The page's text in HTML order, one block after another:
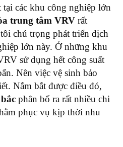
các khu công nghiệp lớn
trung tâm VRV rất
chú trọng phát triển dịch
lớn này. Ở những khu
sử dụng hết công suất
Nên việc vệ sinh bảo
Nắm bắt được điều đó,
phân bố ra rất nhiều chi
phục vụ kịp thời nhu